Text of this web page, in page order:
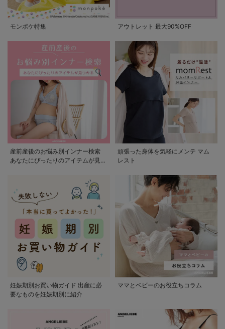
モンポケ特集 アウトレット 最大90%OFF
産前産後のお悩み別インナー検索
あなたにぴったりのアイテムが見つ
頑張った身体を気軽にメンテ マム
レスト
妊娠期別お買い物ガイド 出産に必
要なものを妊娠期別に紹介
ママとベビーのお役立ちコラム